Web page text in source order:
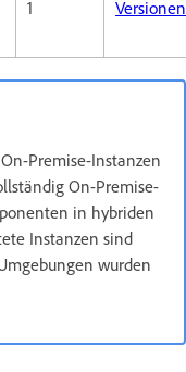
1 Versionen
Premise-Instanzen
On-Premise-
in hybriden
Instanzen sind
wurden